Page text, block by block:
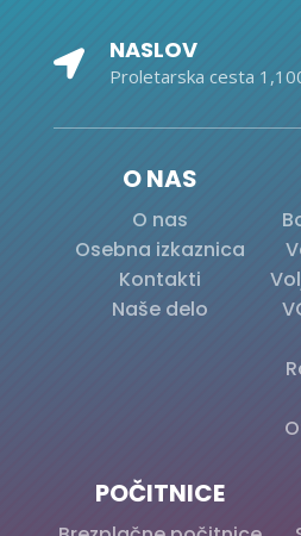
 NASLOV
Proletarska cesta
O NAS
O nas
Osebna izkaznica
Kontakti
Naše delo
POČITNICE